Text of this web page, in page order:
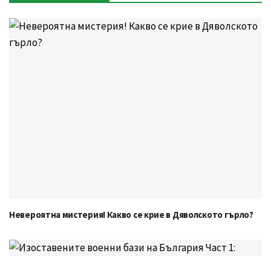
Невероятна мистерия! Какво се крие в Дяволското гърло?